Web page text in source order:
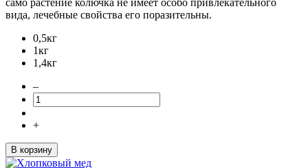
вида, лечебные свойства его поразительны.
0,5кг
1кг
1,4кг
–
+
В корзину